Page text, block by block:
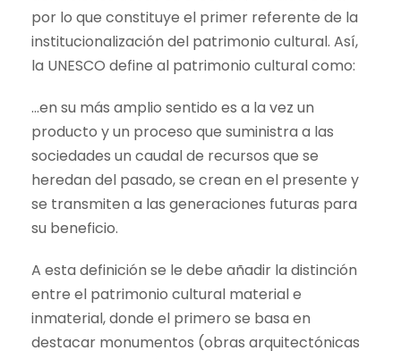
por lo que constituye el primer referente de la
institucionalización del patrimonio cultural. Así,
la UNESCO define al patrimonio cultural como:
…en su más amplio sentido es a la vez un
producto y un proceso que suministra a las
sociedades un caudal de recursos que se
heredan del pasado, se crean en el presente y
se transmiten a las generaciones futuras para
su beneficio.
A esta definición se le debe añadir la distinción
entre el patrimonio cultural material e
inmaterial, donde el primero se basa en
destacar monumentos (obras arquitectónicas